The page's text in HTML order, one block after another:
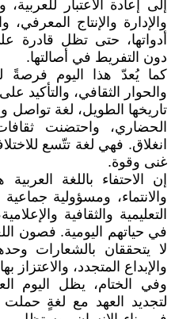
إلى إعادة الاعتبار
والإدارة والإنتاج
أدواتها، حتى تظل قادرة
دون التفريط في أصالتها.
كما يُعدّ هذا اليوم فرصةً
والحوار الثقافي، والتأكيد
تاريخها الطويل، لغة تواصل
الحضاري، واحتضنت
انغلاق. فهي لغة تتّسع
غنى وقوة.
إن الاحتفاء باللغة
والانتماء، ومسؤولية
التعليمية والثقافية
في حياتهم اليومية. فصون
لا يتحققان بالشعارات
والإبداع المتجدد، والاعتزاز
وفي الختام، يظل اليوم
لتجديد العهد مع لغةٍ